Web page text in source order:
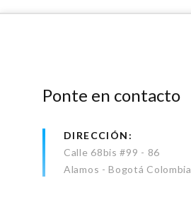
Ponte en contacto
DIRECCIÓN
Calle 68bis #99 - 86
Alamos - Bogotá Colombia